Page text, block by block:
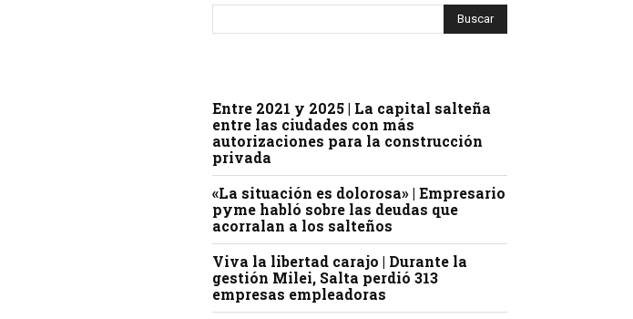
Entre 2021 y 2025 | La capital salteña
entre las ciudades con más
autorizaciones para la construcción
privada
«La situación es dolorosa» | Empresario
pyme habló sobre las deudas que
acorralan a los salteños
Viva la libertad carajo | Durante la
gestión Milei, Salta perdió 313
empresas empleadoras